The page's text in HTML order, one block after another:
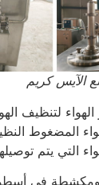
الآيس كريم
لتنظيف
المضغوط
التي يتم
في